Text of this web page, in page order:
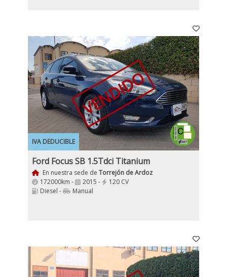
IVA DEDUCIBLE
VENDIDO
Ford Focus SB 1.5Tdci Titanium
En nuestra sede de Torrejón de Ardoz
172000km -
2015 -
120 CV
Diesel -
Manual